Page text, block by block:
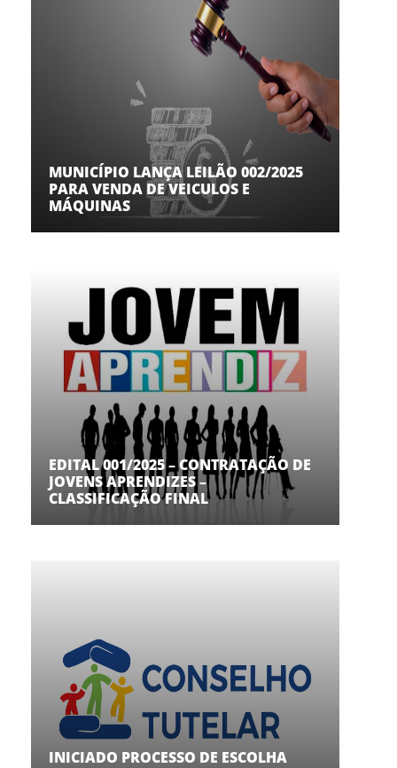
MUNICÍPIO LANÇA LEILÃO 002/2025
PARA VENDA DE VEICULOS E
MÁQUINAS
EDITAL 001/2025 – CONTRATAÇÃO DE
JOVENS APRENDIZES –
CLASSIFICAÇÃO FINAL
INICIADO PROCESSO DE ESCOLHA